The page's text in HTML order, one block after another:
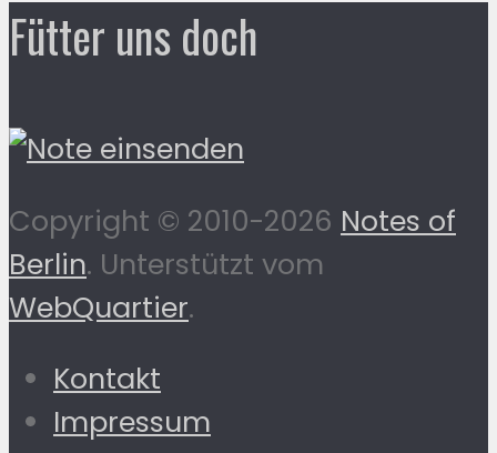
Fütter uns doch
Copyright © 2010-2026 Notes of
Berlin. Unterstützt vom
WebQuartier.
Kontakt
Impressum